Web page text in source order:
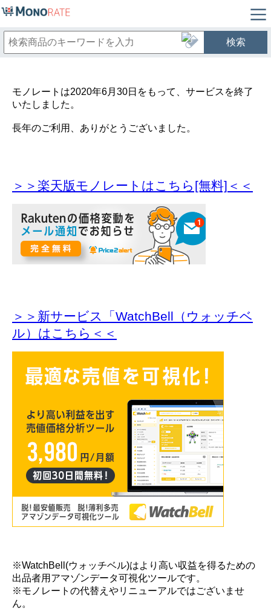
検索
モノレートは2020年6月30日をもって、サービスを終了
いたしました。
長年のご利用、ありがとうございました。
＞＞楽天版モノレートはこちら[無料]＜＜
＞＞新サービス「WatchBell（ウォッチベ
ル）はこちら＜＜
※WatchBell(ウォッチベル)はより高い収益を得るための
出品者用アマゾンデータ可視化ツールです。
※モノレートの代替えやリニューアルではございませ
ん。